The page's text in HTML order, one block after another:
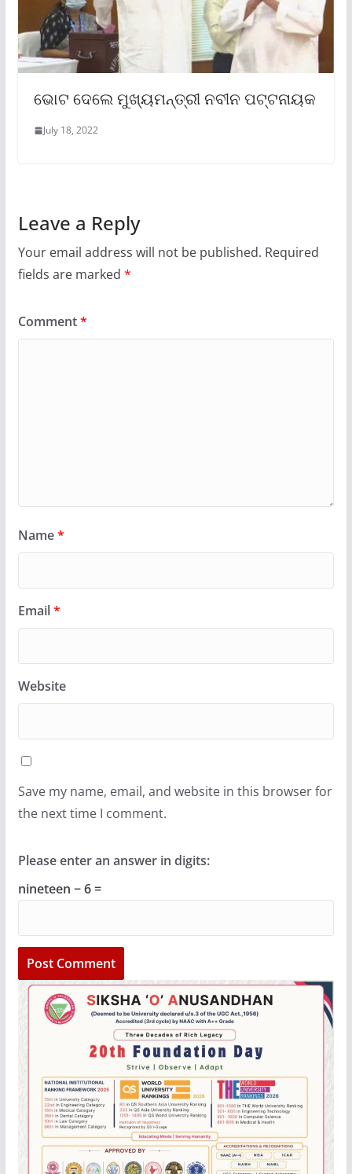
ଭୋଟ ଦେଲେ ମୁଖ୍ୟମନ୍ତ୍ରୀ ନବୀନ ପଟ୍ଟନାୟକ
July 18, 2022
Leave a Reply
Your email address will not be published. Required
fields are marked *
Comment*
Name*
Email*
Website
Save my name, email, and website in this browser for
the next time I comment.
Please enter an answer in digits:
nineteen − 6 =